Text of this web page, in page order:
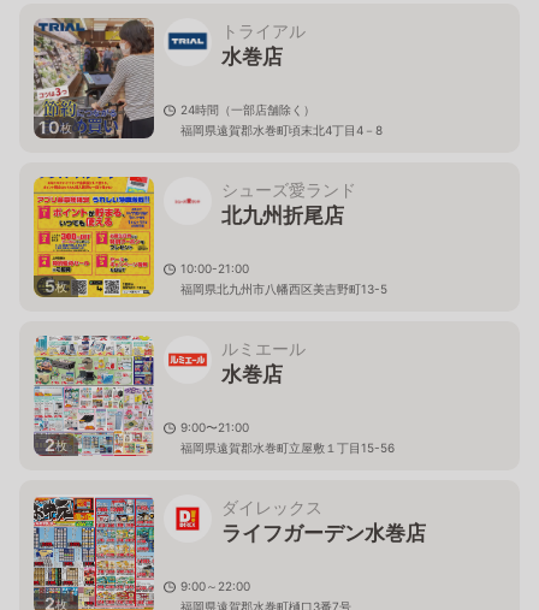
10枚
トライアル
水巻店
24時間（一部店舗除く）
福岡県遠賀郡水巻町頃末北4丁目4－8
5枚
シューズ愛ランド
北九州折尾店
10:00-21:00
福岡県北九州市八幡西区美吉野町13-5
2枚
ルミエール
水巻店
9:00〜21:00
福岡県遠賀郡水巻町立屋敷１丁目15-56
2枚
ダイレックス
ライフガーデン水巻店
9:00～22:00
福岡県遠賀郡水巻町樋口3番7号